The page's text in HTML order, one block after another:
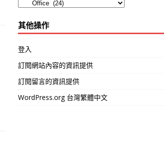
其他操作
登入
訂閱網站內容的資訊提供
訂閱留言的資訊提供
WordPress.org 台灣繁體中文